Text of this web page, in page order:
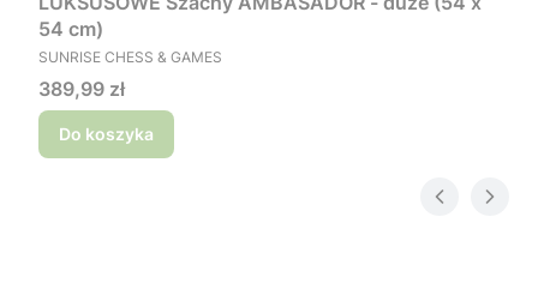
54 cm)
PRODUCENT
SUNRISE CHESS & GAMES
Cena
389,99 zł
Do koszyka